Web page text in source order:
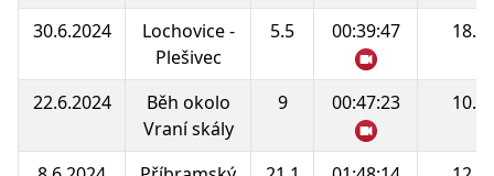
30.6.2024
Lochovice -
Plešivec
5.5 00:39:47 18.
22.6.2024
Běh okolo
Vraní skály
9 00:47:23 10.